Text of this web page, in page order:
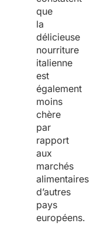
que
la
délicieuse
nourriture
italienne
est
également
moins
chère
par
rapport
aux
marchés
alimentaires
d’autres
pays
européens.